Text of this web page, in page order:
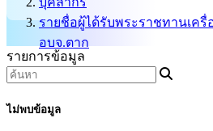
รายชื่อผู้ได้รับพระราชทานเค
อบจ.ตาก
รายการข้อมูล
ไม่พบข้อมูล